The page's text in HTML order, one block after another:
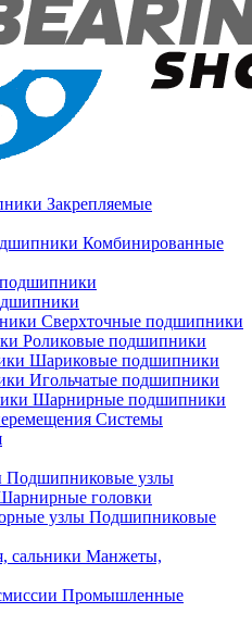
Закрепляемые
Комбинированные
Сверхточные подшипники
Роликовые подшипники
Шариковые подшипники
Игольчатые подшипники
Шарнирные подшипники
Системы
Подшипниковые узлы
головки
Подшипниковые
Манжеты,
Промышленные